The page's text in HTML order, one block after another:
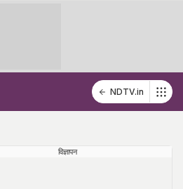
NDTV.in
विज्ञापन